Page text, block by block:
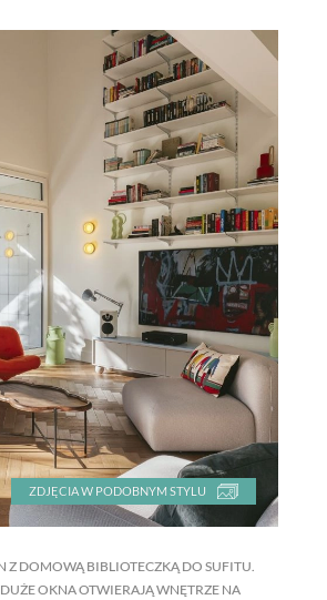
ZDJĘCIA W PODOBNYM STYLU
Z DOMOWĄ BIBLIOTECZKĄ DO SUFITU.
OKNA OTWIERAJĄ WNĘTRZE NA